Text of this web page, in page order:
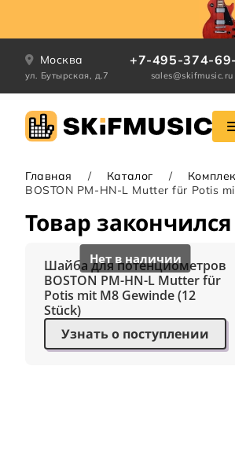
Москва
ул. Бутырская, д.7
+7-495-374-
sales@skifmusic.ru
Главная Каталог
BOSTON PM-HN-L Mutter für Potis
Товар закончился
Шайба для потенциометров
BOSTON PM-HN-L Mutter für
Potis mit M8 Gewinde (12
Stück)
Узнать о поступлении